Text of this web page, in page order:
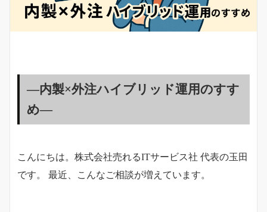
―内製×外注ハイブリッド運用のすす
め―
こんにちは。株式会社売れるITサービス社 代表の玉田
です。 最近、こんなご相談が増えています。